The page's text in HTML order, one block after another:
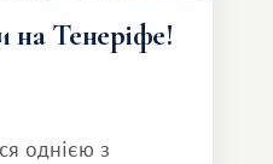
на Тенеріфе!
однією з